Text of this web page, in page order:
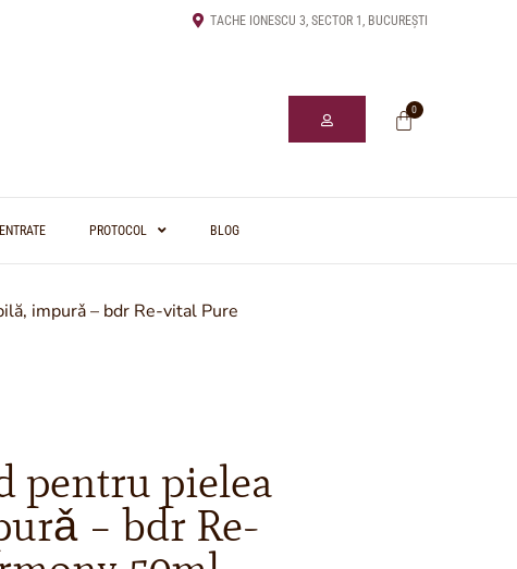
TACHE IONESCU 3, SECTOR 1, BUCUREȘTI
0
PROTOCOL BLOG
impurǎ – bdr Re-vital Pure
pentru pielea
– bdr Re-